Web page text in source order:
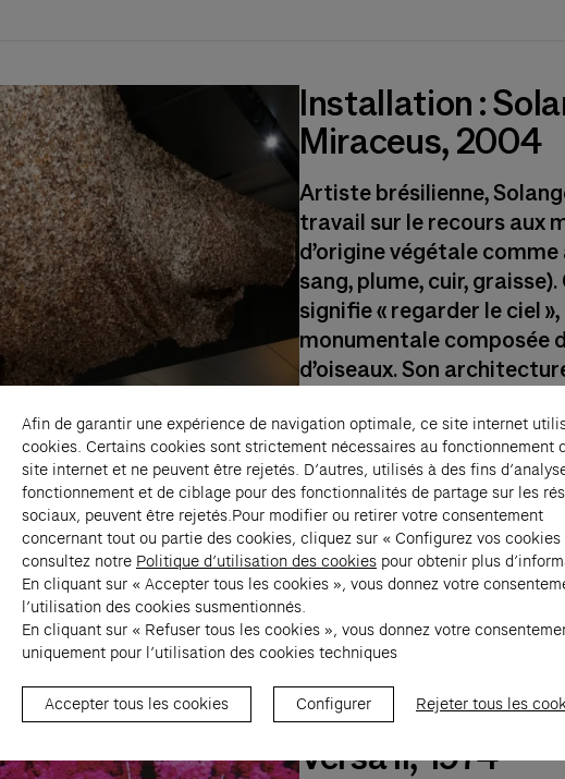
Installation :
Miraceus, 2004
Artiste brésilienne,
travail sur le recours aux
d’origine végétale
sang, plume, cuir,
signifie « regarder le ciel
monumentale composée
d’oiseaux. Son
arbre qui se transforme
dédiée aux rituels
situé au centre de
ombilical reliant le sol et
panthéiste de la vie, où
considérés comme des
avec l’homme.
Photo : Claudia
Versa II, 1974
Afin de garantir une expérience de navigation optimale, ce site internet
cookies. Certains cookies sont strictement nécessaires au fonctionnement
site internet et ne peuvent être rejetés. D’autres, utilisés à des fins
fonctionnement et de ciblage pour des fonctionnalités de partage sur les
sociaux, peuvent être rejetés.Pour modifier ou retirer votre consentement
concernant tout ou partie des cookies, cliquez sur « Configurez vos cookies
consultez notre Politique d’utilisation des cookies pour obtenir plus
En cliquant sur « Accepter tous les cookies », vous donnez votre
l’utilisation des cookies susmentionnés.
En cliquant sur « Refuser tous les cookies », vous donnez votre
uniquement pour l’utilisation des cookies techniques
Accepter tous les cookies Configurer Rejeter tous les